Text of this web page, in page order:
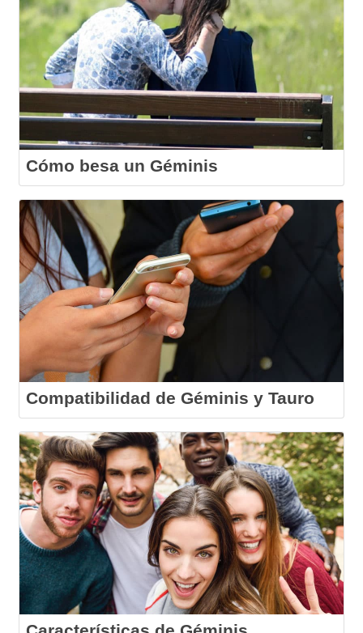
Cómo besa un Géminis
Compatibilidad de Géminis y Tauro